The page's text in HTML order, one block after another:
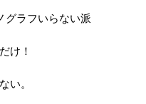
グラフいらない派
け！
い。